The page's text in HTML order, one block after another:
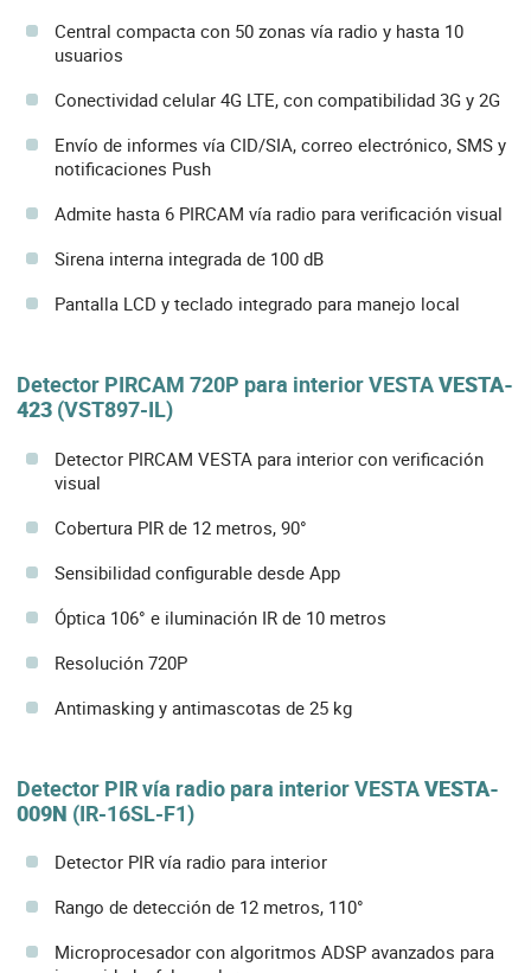
Central compacta con 50 zonas vía radio y hasta 10
usuarios
Conectividad celular 4G LTE, con compatibilidad 3G y 2G
Envío de informes vía CID/SIA, correo electrónico, SMS y
notificaciones Push
Admite hasta 6 PIRCAM vía radio para verificación visual
Sirena interna integrada de 100 dB
Pantalla LCD y teclado integrado para manejo local
Detector PIRCAM 720P para interior VESTAVESTA-
423 (VST897-IL)
Detector PIRCAM VESTA para interior con verificación
visual
Cobertura PIR de 12 metros, 90°
Sensibilidad configurable desde App
Óptica 106° e iluminación IR de 10 metros
Resolución 720P
Antimasking y antimascotas de 25 kg
Detector PIR vía radio para interior VESTAVESTA-
009N (IR-16SL-F1)
Detector PIR vía radio para interior
Rango de detección de 12 metros, 110°
Microprocesador con algoritmos ADSP avanzados para